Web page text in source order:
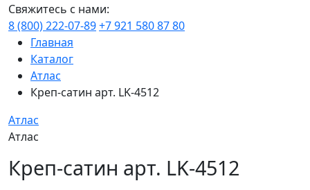
Свяжитесь с нами:
8 (800) 222-07-89+7 921 580 87 80
Главная
Каталог
Атлас
Креп-сатин арт. LK-4512
Атлас
Атлас
Креп-сатин арт. LK-4512